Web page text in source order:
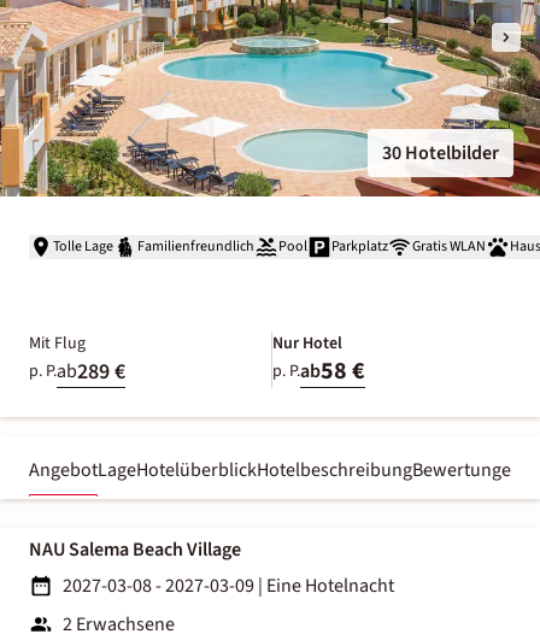
30 Hotelbilder
Tolle Lage Familienfreundlich Pool Parkplatz Gratis WLAN
Mit Flug
p. P.ab289 €
Nur Hotel
p. P.ab58 €
AngebotLageHotelüberblickHotelbeschreibungBewertungen
NAU Salema Beach Village
2027-03-08 - 2027-03-09| Eine Hotelnacht
2 Erwachsene